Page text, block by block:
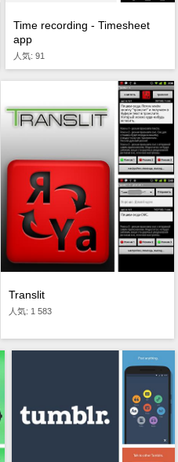
Time recording - Timesheet
app
人気: 91
Translit
人気: 1 583